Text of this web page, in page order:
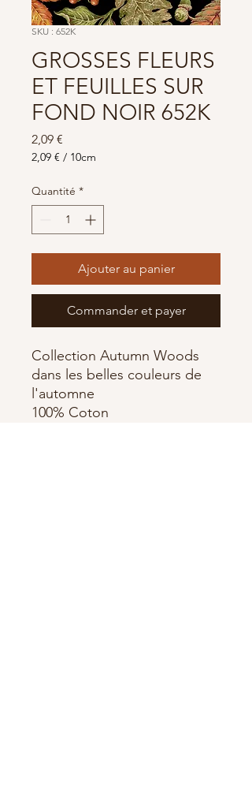
SKU : 652K
GROSSES FLEURS
ET FEUILLES SUR
FOND NOIR 652K
2,09 €
2,09 € / 10cm
pour
10
Centimètres
Quantité *
Ajouter au panier
Commander et payer
Collection Autumn Woods
dans les belles couleurs de
l'automne
100% Coton